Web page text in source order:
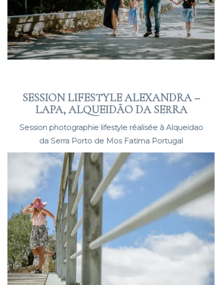
SESSION LIFESTYLE ALEXANDRA –
LAPA, ALQUEIDÃO DA SERRA
Session photographie lifestyle réalisée à Alqueidao
da Serra Porto de Mos Fatima Portugal